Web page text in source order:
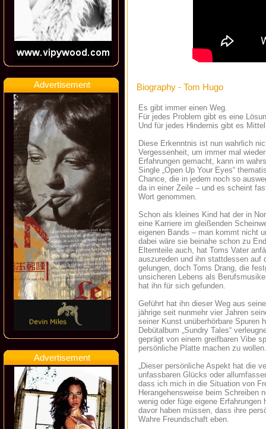
Advertisement
Advertisement
Biography - Tom Hugo
Es gibt immer einen Weg.
Für jedes Problem gibt es eine
Und für jedes Hindernis gibt es
Diese Erkenntnis ist nun wahrlich
Vergessenheit, um immer mal
Erfahrungen gemacht, kann im
Single „Open Up Your Eyes“
Chance, die in jedem noch so
da in einer Zeile – und es scheint
Wort genommen.
Schon als kleines Kind hat der in
eine Karriere im gleißenden
eigenen Bands – man kommt nicht
dabei wäre sie beinahe schon zu
Elternteile auch, hat Toms Vater
auszureden und ihn stattdessen auf
gelungen, doch Toms Drang, die
unsicheren Lebens als
hat ihn für sich gefunden.
Geführt hat ihn dieser Weg aus
jährige seit nunmehr vier Jahren
seiner Kunst unüberhörbare Spuren
Debütalbum „Sundry Tales“
geprägt von einem greifbaren Vibe
persönliche Platte machen zu wollen.
„Dieser persönliche Aspekt hat die
unfassbaren Glücks oder
dass ich mich in die Situation von
Herangehensweise beim Schreiben
wenig oder füge eigene
davor haben müssen, dass ihre
Wahre Freundschaft eben.